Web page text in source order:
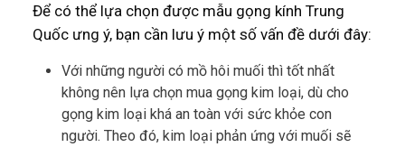
Để có thể lựa chọn được mẫu gọng kính Trung
Quốc ưng ý, bạn cần lưu ý một số vấn đề dưới đây:
Với những người có mồ hôi muối thì tốt nhất
không nên lựa chọn mua gọng kim loại, dù cho
gọng kim loại khá an toàn với sức khỏe con
người. Theo đó, kim loại phản ứng với muối sẽ